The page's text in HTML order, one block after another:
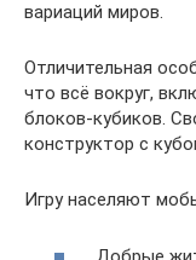
вариаций миров.
Отличительная
что всё вокруг,
блоков-кубиков.
конструктор с
Игру населяют